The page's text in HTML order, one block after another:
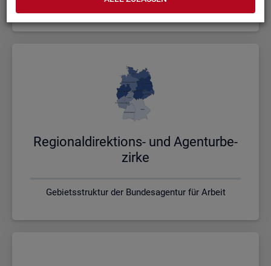
Politische Gebietsstruktur
Re­gio­nal­di­rek­ti­ons- und Agen­tur­be­
zir­ke
Gebietsstruktur der Bundesagentur für Arbeit